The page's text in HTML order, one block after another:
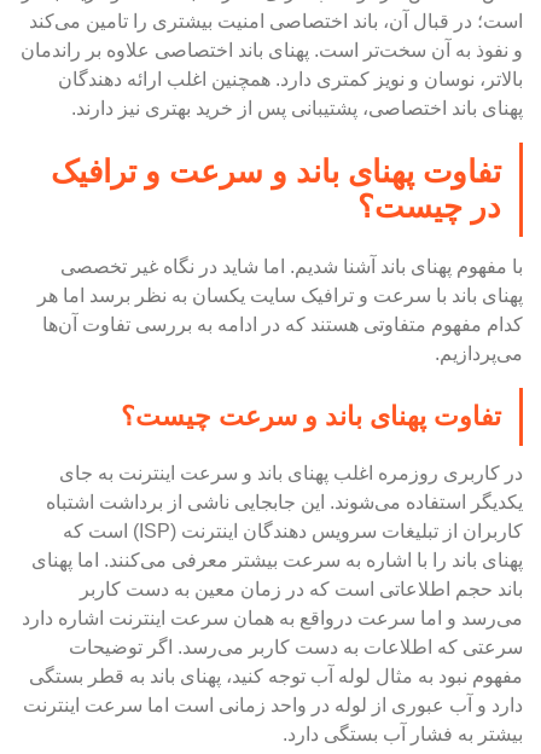
است؛ در قبال آن، باند اختصاصی امنیت بیشتری را تامین می‌کند
و نفوذ به آن سخت‌تر است. پهنای باند اختصاصی علاوه بر راندمان
بالا‌تر، نوسان و نویز کمتری دارد. همچنین اغلب ارائه دهندگان
پهنای باند اختصاصی، پشتیبانی پس از خرید بهتری نیز دارند.
تفاوت پهنای باند و سرعت و ترافیک
در چیست؟
با مفهوم پهنای باند آشنا شدیم. اما شاید در نگاه غیر تخصصی
پهنای باند با سرعت و ترافیک سایت یکسان به نظر برسد اما هر
کدام مفهوم متفاوتی هستند که در ادامه به بررسی تفاوت آن‌ها
می‌پردازیم.
تفاوت پهنای باند و سرعت چیست؟
در کاربری روزمره اغلب پهنای باند و سرعت اینترنت به جای
یکدیگر استفاده می‌شوند. این جابجایی ناشی از برداشت اشتباه
کاربران از تبلیغات سرویس دهندگان اینترنت (ISP) است که
پهنای باند را با اشاره به سرعت بیشتر معرفی می‌کنند. اما پهنای
باند حجم اطلاعاتی است که در زمان معین به دست کاربر
می‌رسد و اما سرعت درواقع به همان سرعت اینترنت اشاره دارد
سرعتی که اطلاعات به دست کاربر می‌رسد. اگر توضیحات
مفهوم نبود به مثال لوله آب توجه کنید، پهنای باند به قطر بستگی
دارد و آب عبوری از لوله در واحد زمانی است اما سرعت اینترنت
بیشتر به فشار آب بستگی دارد.